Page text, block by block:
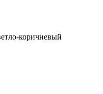
коричневый